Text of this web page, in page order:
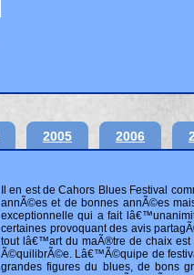
2005 2006
Il en est de Cahors Blues Festival comme des meilleurs crus vinicoles. Il y a des annÃ©es exceptionnelles, de grandes annÃ©es et de bonnes annÃ©es mais il nâ€˜y pas de mauvaises annÃ©es. 2007 Ã©tait, Ã notre avis une annÃ©e exceptionnelle qui a fait lâ€™unanimitÃ©. 2008 Ã©taient une bonne annÃ©e, des prestations nous enthousiasmant, certaines provoquant des avis partagÃ©s mais toujours riches, dâ€™autres nous laissant carrÃ©ment perplexes. Mais tout lâ€™art du maÃ®tre de chaix est de travailler son vin en choisissant ses cÃ©pages et en faisant un assemblage Ã©quilibrÃ©e. Lâ€™Ã©quipe de festival de Cahors a toutes les qualitÃ©s du bon maÃ®tre de chaix en assemblant de grandes figures du blues, de bons groupes, des dÃ©couvertes dans une belle et chaleureuse convivialitÃ©. Entre concerts dans la ville, scÃ¨ne dÃ©couvertes et grande scÃ¨ne, il faisait bon flÃ¢ner dans le village Blues au hasard de belles rencontres. Alric M Alric M, originaire de Cognac, en solo avec sa guitare et parfois son ka zoo, Ã©voque les racines du Blues. La voix est malheureusement un peu faible et son jeu de guitare manque un peu de virtuositÃ©. La rÃ©sultante est un manque dâ€™Ã©nergie qui ne nous laissera pas un souvenir impÃ©rissable. Bayou Brothers Peu de groupes en France chantent le Blues et le Gospel en polyphonie. Il est vrai que câ€™est un art difficile. Les Bayou Brother y excellent. Christian Bernard est un ancien des Marvellous Pig Noise, et sâ€™ils ne sâ€™inspirent pas de ce groupe, les Bayou Brothers puisent leur inspiration aux mÃªmes sources. Ils interprÃ¨tent des gospels, des titres cajuns et nâ€™hÃ©sitent pas dâ€™ajouter des morceaux reggae Ã un rÃ©pertoire oÃ¹ les voix sont en parfait accord les unes avec les autres. Bill Wimanâ€™s Rythm Kings Le groupe poids lourd de ce festival. Bill Wiman doit sa renommÃ©e dâ€™avoir Ã©tÃ© pendant un temps le bassiste des Rolling Stones Elle lui permet dâ€™attirer les foules pour remplir ses concerts. Cette soirÃ©e nâ€™y a pas Ã©chappÃ©e. Heureusement, il est bien entourÃ© car sa prestation scÃ©nique consiste de se dÃ©placer de quelques centimÃ¨tres durant tout le concert avec un air absent sur le visage. Rien a dire du combo qui lâ€™accompagne, que des pointures, câ€™est du lourd, et ils font tout le boulot. Câ€™est agrÃ©able, bien en place, Ã©nergique. Le public aime sans rÃ©serve; il faut dire que la plupart des titres sont des standards et chacun y retrouve son compte. Les Ã©cumeurs de concerts peuvent faire la fine bouche, ayant vÃ©cu des moments plus magiques; les zicos jouent sur des valeurs Ã©prouvÃ©es qui demandent un minimum de rÃ©pÃ©titions et sur lesquelles le public va Ã©videmment rÃ©agir. Bourbon Street Ce groupe originaire du Limousin a assurÃ© plus de 600 concerts depuis sa crÃ©ation en 1994. Il a enrichi son expÃ©rience musicale au cours de plusieurs sÃ©jours aux Etats Unis ou Eric Vacherat et Cyril Menet se sont imprÃ©gnÃ©s de lâ€˜ambiance des clubs. Le Blues du Mississipi, des LÃ©gendes comme Robert Johnson ou Charley Patton, des musiciens plus rÃ©cents tel John Hammond,